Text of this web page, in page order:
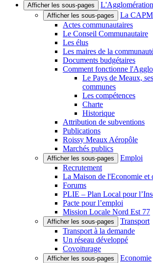
Afficher les sous-pages L'Agglomération
Afficher les sous-pages
La CAPM
Actes communautaires
Le Conseil Communautaire
Les élus
Les maires de la
Documents budgétaires
Comment fonctionne
Le Pays de Meaux,
communes
Les compétences
Charte
Historique
Attribution de subventions
Publications
Roissy Meaux Aéropôle
Marchés publics
Afficher les sous-pages
Emploi
Recrutement
La Maison de l'Economie et
Forums
PLIE – Plan Local pour
Pacte pour l’emploi
Mission Locale Nord Est 77
Afficher les sous-pages
Transport
Transport à la demande
Un réseau développé
Covoiturage
Afficher les sous-pages
Economie